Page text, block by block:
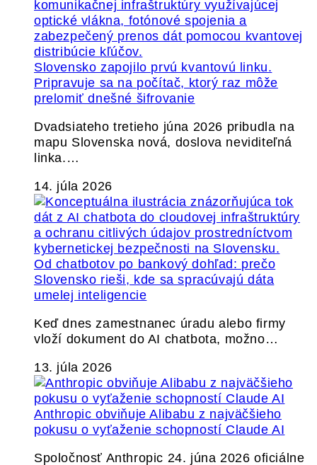
Slovensko zapojilo prvú kvantovú linku.
Pripravuje sa na počítač, ktorý raz môže
prelomiť dnešné šifrovanie
Dvadsiateho tretieho júna 2026 pribudla na
mapu Slovenska nová, doslova neviditeľná
linka.…
14. júla 2026
Od chatbotov po bankový dohľad: prečo
Slovensko rieši, kde sa spracúvajú dáta
umelej inteligencie
Keď dnes zamestnanec úradu alebo firmy
vloží dokument do AI chatbota, možno…
13. júla 2026
Anthropic obviňuje Alibabu z najväčšieho
pokusu o vyťaženie schopností Claude AI
Spoločnosť Anthropic 24. júna 2026 oficiálne